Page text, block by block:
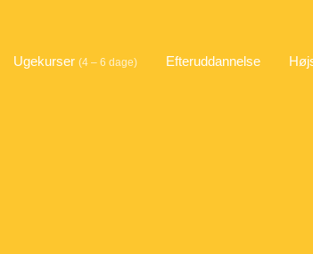
Ugekurser (4 – 6 dage) Efteruddannelse